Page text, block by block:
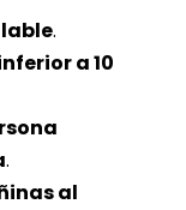
.
a 10
.
al